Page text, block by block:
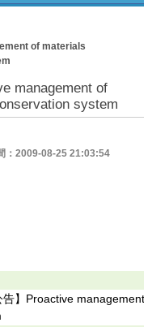
of materials
management of
system
：2009-08-25 21:03:54
告】Proactive